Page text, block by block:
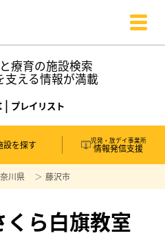
療育の施設検索
支える情報が満載
| プレイリスト
設を探す 児発・放デイ事業所
情報発信支援
川県 藤沢市
くら白旗教室